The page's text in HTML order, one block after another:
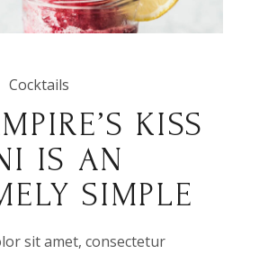
Cocktails
KISS
IS AN
SIMPLE
sit amet, consectetur